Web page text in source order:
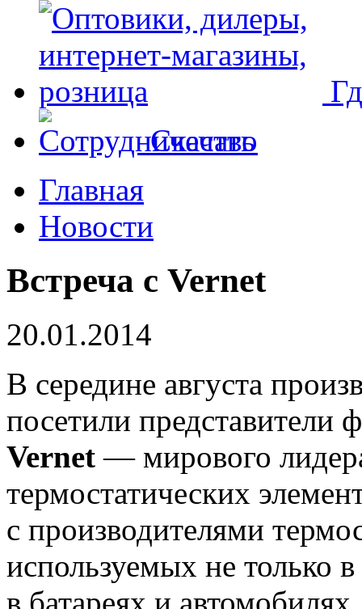
Скачать
Главная
Новости
Встреча с Vernet
20.01.2014
В середине августа
посетили представители
Vernet — мирового
термостатических
с производителями
используемых не только
в батареях и